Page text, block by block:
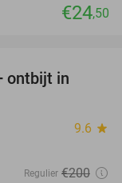
€24,50
ontbijt in
9.6 star
Regulier €200